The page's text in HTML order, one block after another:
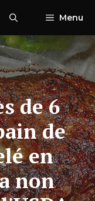
Menu
de 6
de
en
non